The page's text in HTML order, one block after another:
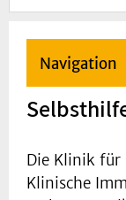
Navigation
Die Klinik für
Klinische